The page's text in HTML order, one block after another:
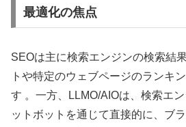
最適化の焦点
SEOは主に検索エンジンの検索結
トや特定のウェブページのランキ
す 。一方、LLMO/AIOは、検索エ
ットボットを通じて直接的に、ブ